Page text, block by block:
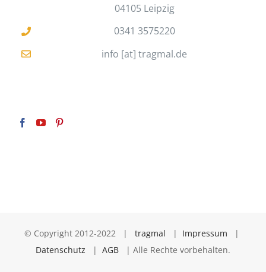
04105 Leipzig
0341 3575220
info [at] tragmal.de
© Copyright 2012-2022 | tragmal | Impressum |
Datenschutz | AGB | Alle Rechte vorbehalten.